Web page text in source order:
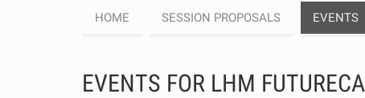
HOME SESSION PROPOSALS EVENTS
EVENTS FOR LHM